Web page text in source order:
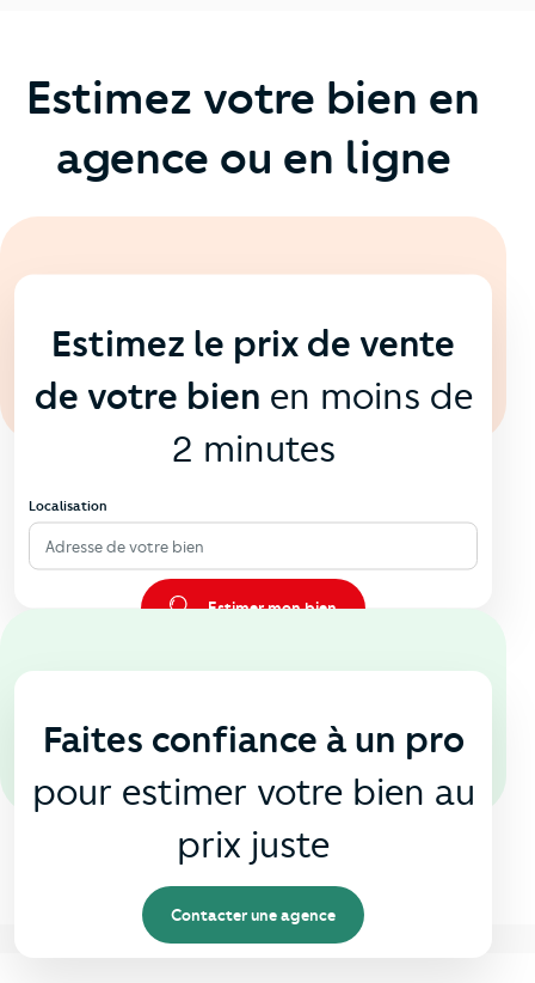
Estimez votre bien en
agence ou en ligne
Estimez le prix de vente
de votre bien en moins de
2 minutes
Localisation
Adresse de votre bien
Estimer mon bien
En agence
Faites confiance à un pro
pour estimer votre bien au
prix juste
Contacter une agence